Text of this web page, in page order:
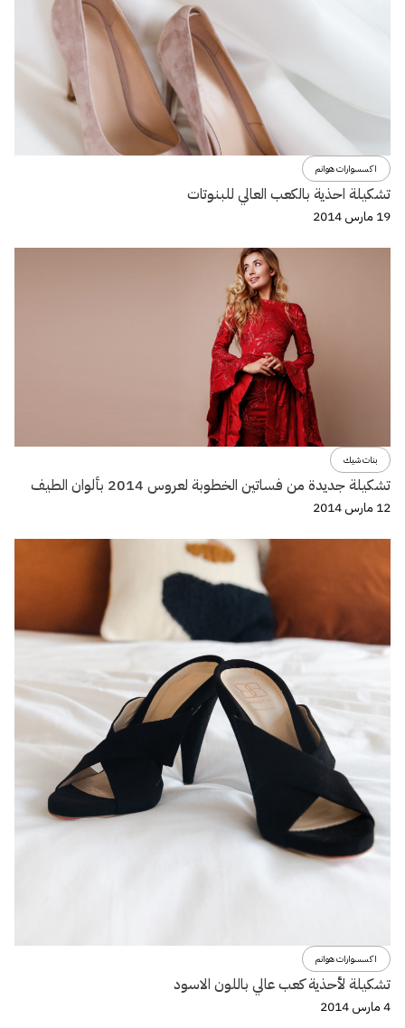
اكسسوارات هوانم
تشكيلة احذية بالكعب العالي للبنوتات
19 مارس 2014
بنات شيك
تشكيلة جديدة من فساتين الخطوبة لعروس 2014 بألوان الطيف
12 مارس 2014
اكسسوارات هوانم
تشكيلة لأحذية كعب عالي باللون الاسود
4 مارس 2014